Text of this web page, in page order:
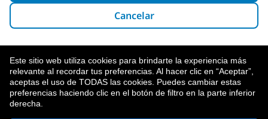
Este sitio web utiliza cookies para brindarte la experiencia más
relevante al recordar tus preferencias. Al hacer clic en “Aceptar”,
aceptas el uso de TODAS las cookies. Puedes cambiar estas
preferencias haciendo clic en el botón de filtro en la parte inferior
derecha.
Cancelar
Acerca De MetLife